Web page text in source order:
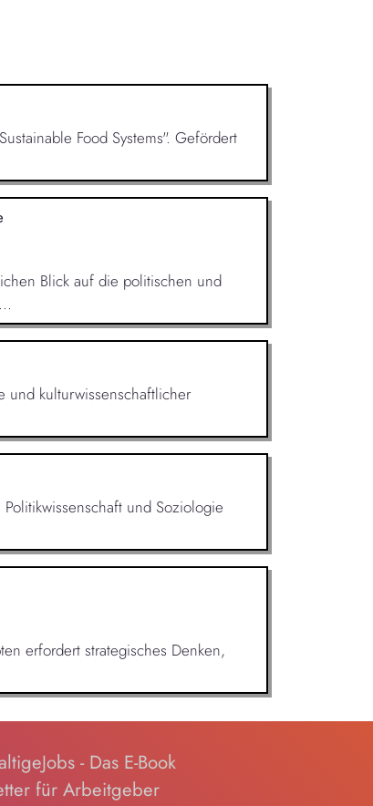
Food Systems". Gefördert
Blick auf die politischen und
und kulturwissenschaftlicher
und Soziologie
erfordert strategisches Denken,
- Das E-Book
für Arbeitgeber